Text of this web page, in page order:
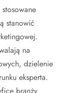
stanowić
na
dzielenie
eksperta.